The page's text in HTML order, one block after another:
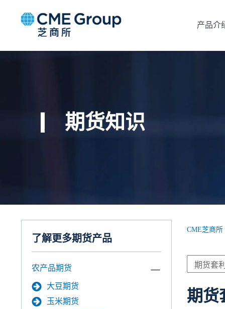
产品介
期货知识
了解更多期货产品
农产品期货
大豆期货
玉米期货
CME芝商所
期货